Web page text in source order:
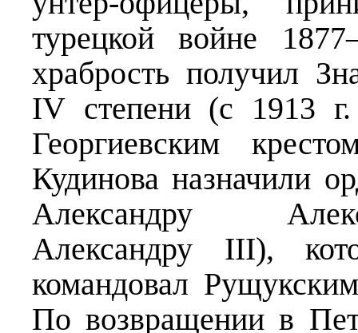
турецкой войне
храбрость получил
IV степени (с 1913 г.
Георгиевским
Кудинова назначили
Александру
Александру III),
командовал
По возвращении в